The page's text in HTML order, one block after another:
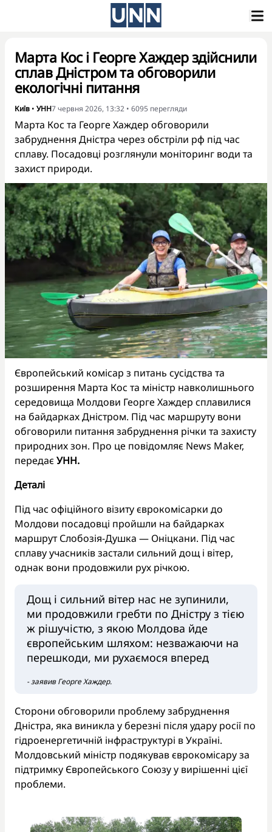
Марта Кос і Георге Хаждер здійснили
сплав Дністром та обговорили
екологічні питання
Київ • УНН7 червня 2026, 13:32 • 6095 перегляди
Марта Кос та Георге Хаждер обговорили
забруднення Дністра через обстріли рф під час
сплаву. Посадовці розглянули моніторинг води та
захист природи.
Європейський комісар з питань сусідства та
розширення Марта Кос та міністр навколишнього
середовища Молдови Георге Хаждер сплавилися
на байдарках Дністром. Під час маршруту вони
обговорили питання забруднення річки та захисту
природних зон. Про це повідомляє News Maker,
передає УНН.
Деталі
Під час офіційного візиту єврокомісарки до
Молдови посадовці пройшли на байдарках
маршрут Слобозія-Душка — Оніцкани. Під час
сплаву учасників застали сильний дощ і вітер,
однак вони продовжили рух річкою.
Дощ і сильний вітер нас не зупинили,
ми продовжили гребти по Дністру з тією
ж рішучістю, з якою Молдова йде
європейським шляхом: незважаючи на
перешкоди, ми рухаємося вперед
- заявив Георге Хаждер.
Сторони обговорили проблему забруднення
Дністра, яка виникла у березні після удару росії по
гідроенергетичній інфраструктурі в Україні.
Молдовський міністр подякував єврокомісару за
підтримку Європейського Союзу у вирішенні цієї
проблеми.